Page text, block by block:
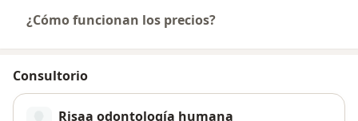
¿Cómo funcionan los precios?
Consultorio
Risaa odontología humana